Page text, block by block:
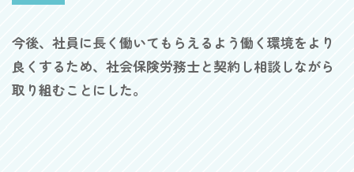
今後、社員に長く働いてもらえるよう働く環境をより
良くするため、社会保険労務士と契約し相談しながら
取り組むことにした。